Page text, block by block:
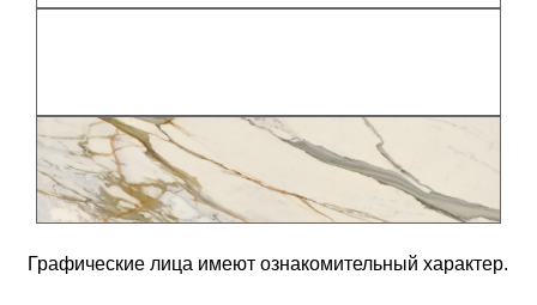
Графические лица имеют ознакомительный характер.